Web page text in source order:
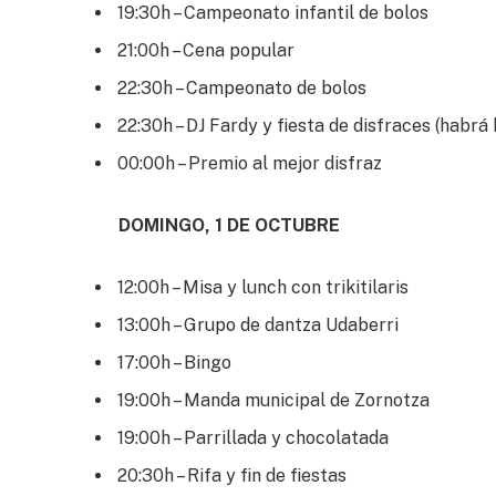
19:30h – Campeonato infantil de bolos
21:00h – Cena popular
22:30h – Campeonato de bolos
22:30h – DJ Fardy y fiesta de disfraces (habrá
00:00h – Premio al mejor disfraz
DOMINGO, 1 DE OCTUBRE
12:00h – Misa y lunch con trikitilaris
13:00h – Grupo de dantza Udaberri
17:00h – Bingo
19:00h – Manda municipal de Zornotza
19:00h – Parrillada y chocolatada
20:30h – Rifa y fin de fiestas